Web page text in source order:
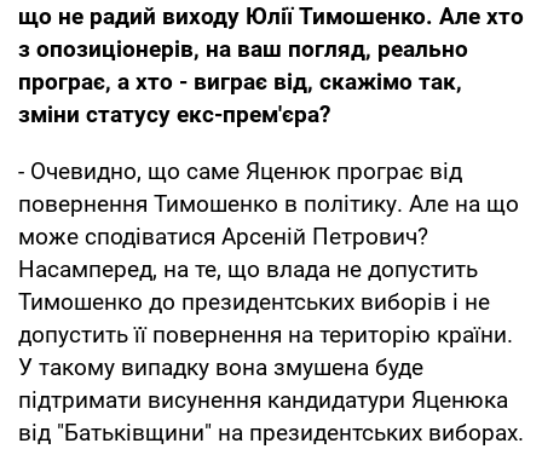
що не радий виходу Юлії Тимошенко. Але хто
з опозиціонерів, на ваш погляд, реально
програє, а хто - виграє від, скажімо так,
зміни статусу екс-прем'єра?
- Очевидно, що саме Яценюк програє від
повернення Тимошенко в політику. Але на що
може сподіватися Арсеній Петрович?
Насамперед, на те, що влада не допустить
Тимошенко до президентських виборів і не
допустить її повернення на територію країни.
У такому випадку вона змушена буде
підтримати висунення кандидатури Яценюка
від "Батьківщини" на президентських виборах.